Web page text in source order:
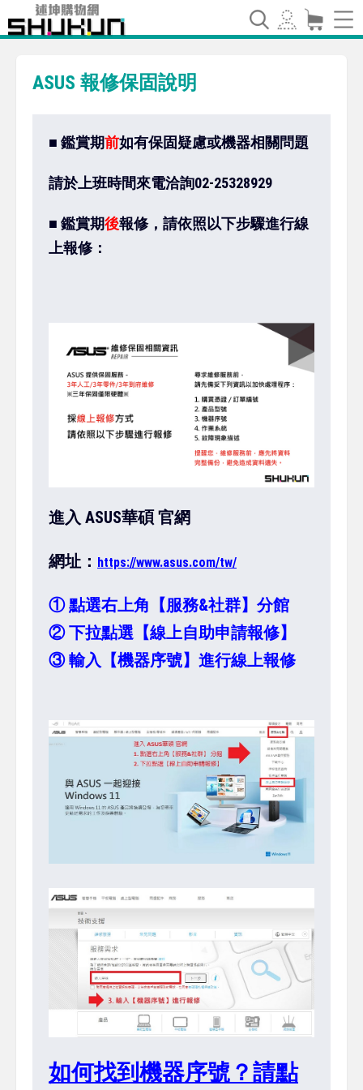
ASUS 報修保固說明
■ 鑑賞期前如有保固疑慮或機器相關問題
請於上班時間來電洽詢02-25328929
■ 鑑賞期後報修， 請依照以下步驟進行線
上報修：
進入 ASUS華碩 官網
網址： https://www.asus.com/tw/
①點選右上角【服務&社群】分館
② 下拉點選【線上自助申請報修】
③ 輸入【機器序號】進行線上報修
如何找到機器序號？請點